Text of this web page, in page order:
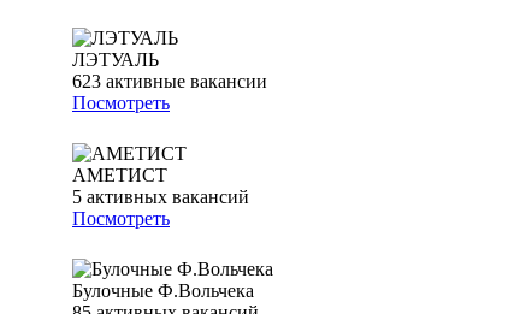
ЛЭТУАЛЬ
623 активные вакансии
Посмотреть
АМЕТИСТ
5 активных вакансий
Посмотреть
Булочные Ф.Вольчека